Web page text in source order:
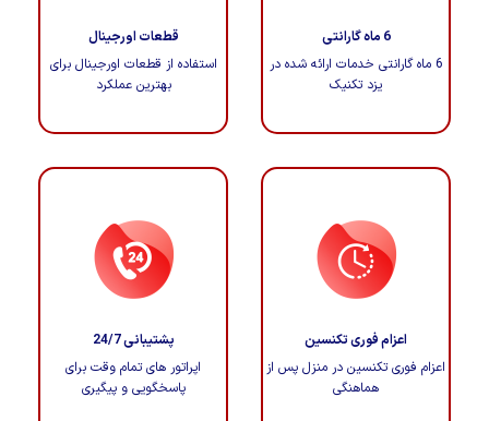
6 ماه گارانتی
6 ماه گارانتی خدمات ارائه شده در
یزد تکنیک
قطعات اورجینال
استفاده از قطعات اورجینال برای
بهترین عملکرد
اعزام فوری تکنسین
اعزام فوری تکنسین در منزل پس از
هماهنگی
پشتیبانی 24/7
اپراتور های تمام وقت برای
پاسخگویی و پیگیری